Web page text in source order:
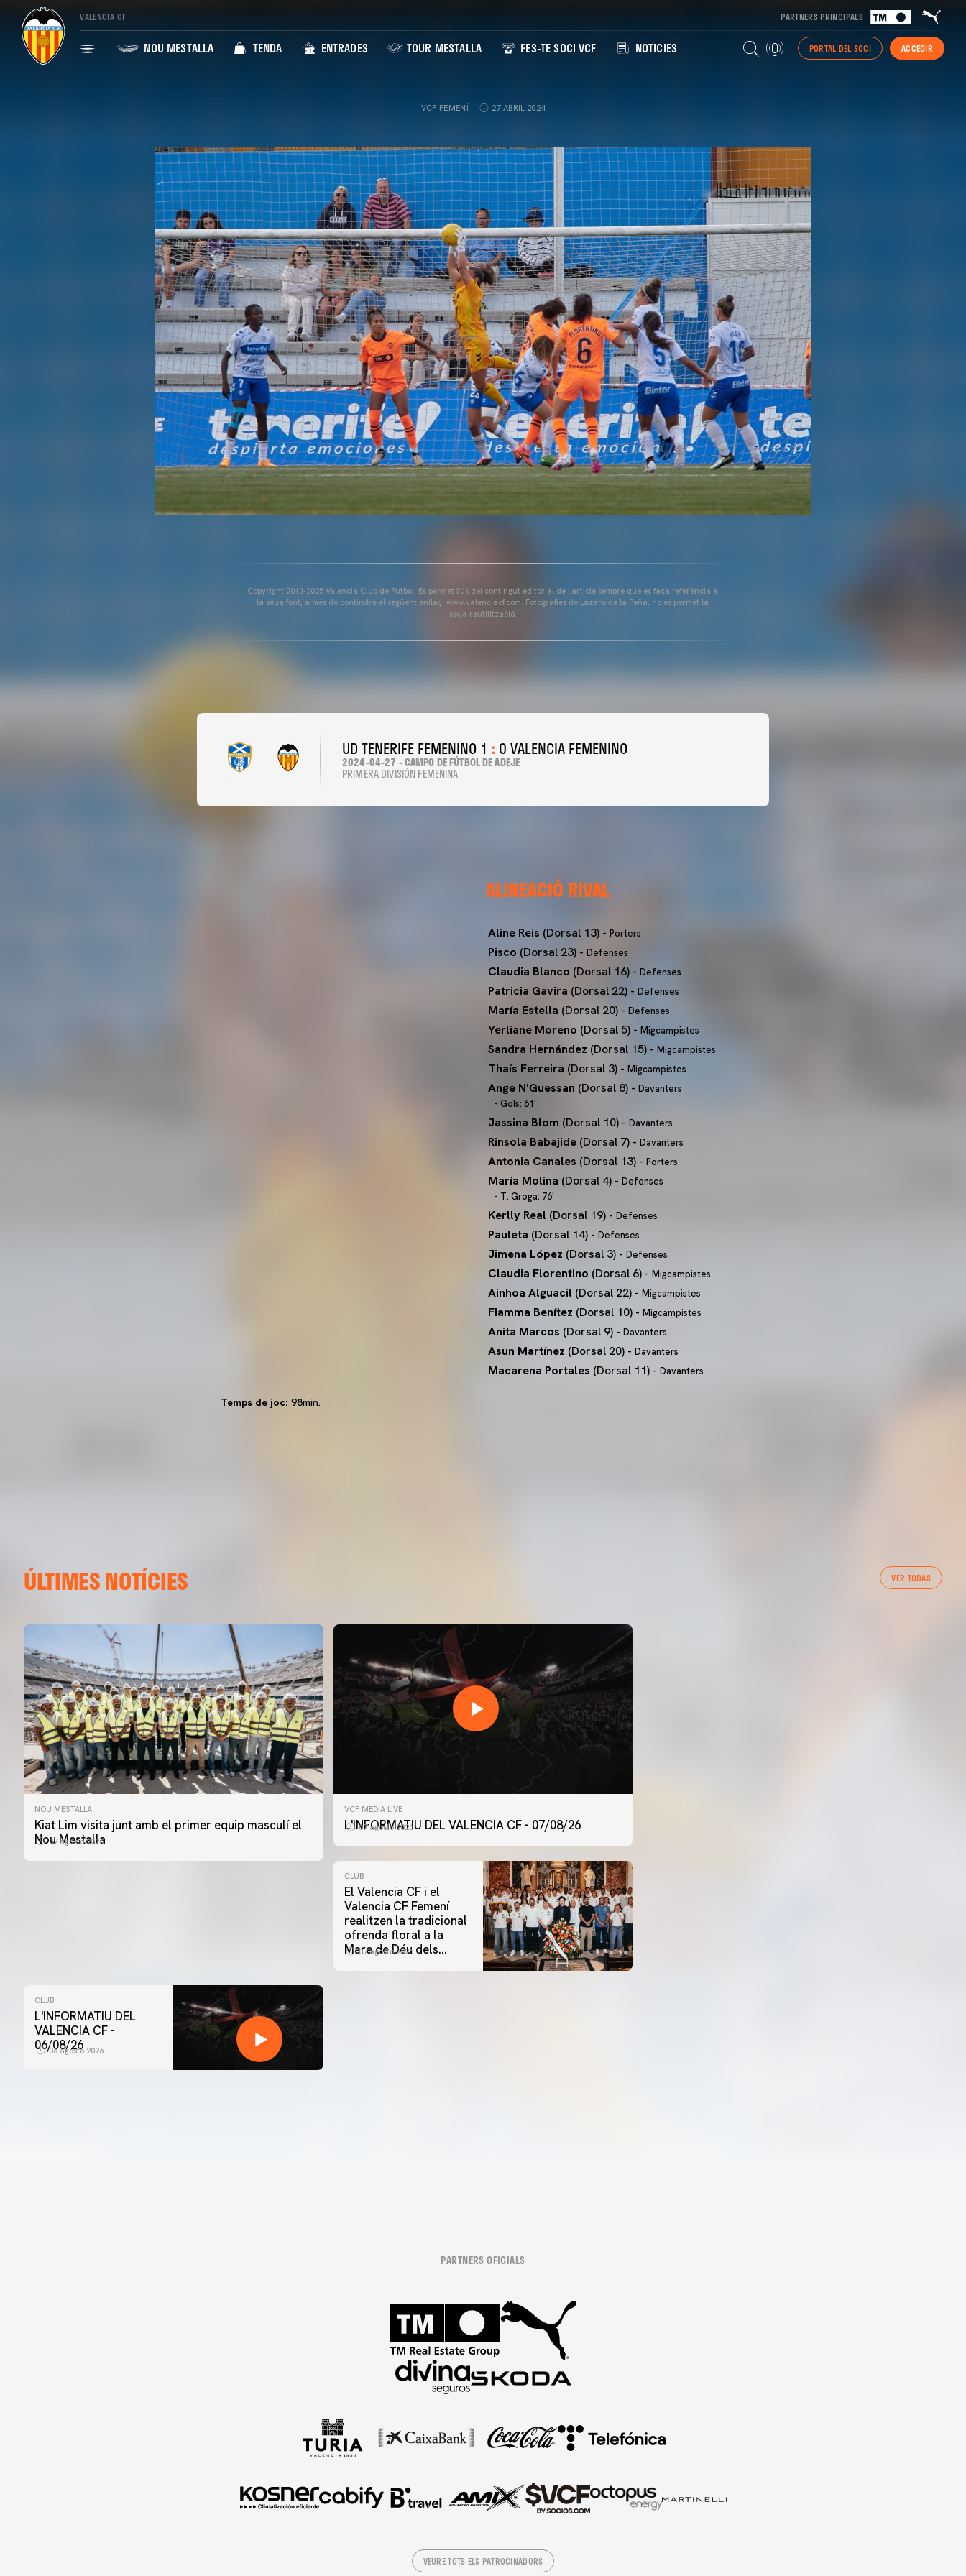
VALENCIA CF PARTNERS PRINCIPALS
NOU MESTALLA TENDA ENTRADES TOUR MESTALLA FES-TE SOCI VCF NOTICIES PORTAL DEL SOCI ACCEDIR
VCF FEMENÍ 27 ABRIL 2024
Copyright 2013-2025 Valencia Club de Futbol. Es permet l'ús del contingut editorial de l'article sempre que es faça referència a
la seua font, a més de contindre el següent enllaç: www.valenciacf.com. Fotografies de Lázaro de la Peña, no es permet la
seua reutilització.
UD TENERIFE FEMENINO 1 : 0 VALENCIA FEMENINO
2024-04-27 - CAMPO DE FÚTBOL DE ADEJE
PRIMERA DIVISIÓN FEMENINA
ALINEACIÓ RIVAL
Aline Reis (Dorsal 13) -Porters
Pisco (Dorsal 23) -Defenses
Claudia Blanco (Dorsal 16) -Defenses
Patricia Gavira (Dorsal 22) -Defenses
María Estella (Dorsal 20) -Defenses
Yerliane Moreno (Dorsal 5) -Migcampistes
Sandra Hernández (Dorsal 15) -Migcampistes
Thaís Ferreira (Dorsal 3) -Migcampistes
Ange N'Guessan (Dorsal 8) -Davanters
- Gols: 61'
Jassina Blom (Dorsal 10) -Davanters
Rinsola Babajide (Dorsal 7) -Davanters
Antonia Canales (Dorsal 13) -Porters
María Molina (Dorsal 4) -Defenses
- T. Groga: 76'
Kerlly Real (Dorsal 19) -Defenses
Pauleta (Dorsal 14) -Defenses
Jimena López (Dorsal 3) -Defenses
Claudia Florentino (Dorsal 6) -Migcampistes
Ainhoa Alguacil (Dorsal 22) -Migcampistes
Fiamma Benítez (Dorsal 10) -Migcampistes
Anita Marcos (Dorsal 9) -Davanters
Asun Martínez (Dorsal 20) -Davanters
Macarena Portales (Dorsal 11) -Davanters
Temps de joc: 98min.
ÚLTIMES NOTÍCIES VER TODAS
NOU MESTALLA
Kiat Lim visita junt amb el primer equip masculí el
Nou Mestalla
07 agosto 2026
VCF MEDIA LIVE
L'INFORMATIU DEL VALENCIA CF - 07/08/26
07 agosto 2026
ENTRENAMENT DEL VALENCIA CF 7/8/2026
CLUB
El Valencia CF i el
Valencia CF Femení
realitzen la tradicional
ofrenda floral a la
Mare de Déu dels
07 agosto 2026
CLUB
L'INFORMATIU DEL
VALENCIA CF -
06/08/26
06 agosto 2026
PARTNERS OFICIALS
VEURE TOTS ELS PATROCINADORS